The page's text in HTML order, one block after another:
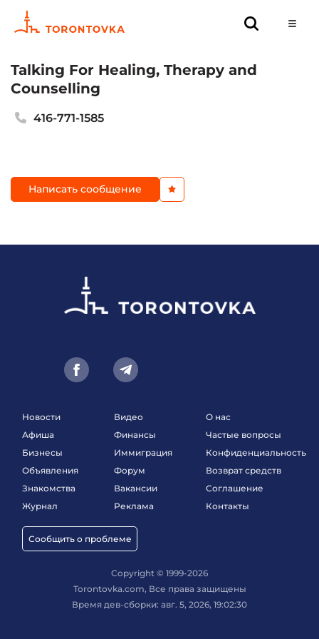
Talking For Healing, Therapy and
Counselling
416-771-1585
Написать сообщение
Новости
Афиша
Бизнесы
Объявления
Знакомства
Журнал
Сообщить о проблеме
Видео
Финансы
Иммиграция
Форум
Вакансии
Реклама
О нас
Частые вопросы
Конфиденциальность
Возврат средств
Соглашение
Контакты
Copyright © 1999-2026
Torontovka.com, Все права защищены
Время дев-сборки: авг. 5, 2026, 19:02:30